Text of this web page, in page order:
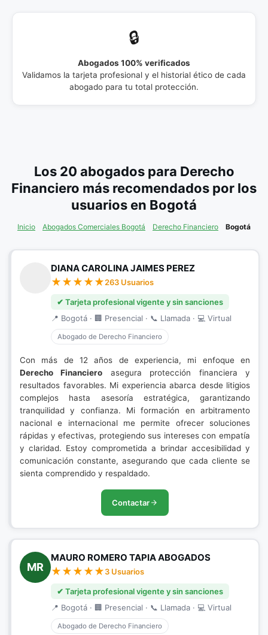
🔒
Abogados 100% verificados
Validamos la tarjeta profesional y el historial ético de cada
abogado para tu total protección.
Los 20 abogados para Derecho
Financiero más recomendados por los
usuarios en Bogotá
Inicio Abogados Comerciales Bogotá Derecho Financiero Bogotá
DIANA CAROLINA JAIMES PEREZ
263 Usuarios
✔ Tarjeta profesional vigente y sin sanciones
📍 Bogotá · 🏢 Presencial · 📞 Llamada · 💻 Virtual
Abogado de Derecho Financiero
Con más de 12 años de experiencia, mi enfoque en
Derecho Financiero asegura protección financiera y
resultados favorables. Mi experiencia abarca desde litigios
complejos hasta asesoría estratégica, garantizando
tranquilidad y confianza. Mi formación en arbitramento
nacional e internacional me permite ofrecer soluciones
rápidas y efectivas, protegiendo sus intereses con empatía
y claridad. Estoy comprometida a brindar accesibilidad y
comunicación constante, asegurando que cada cliente se
sienta comprendido y respaldado.
Contactar
MR
MAURO ROMERO TAPIA ABOGADOS
3 Usuarios
✔ Tarjeta profesional vigente y sin sanciones
📍 Bogotá · 🏢 Presencial · 📞 Llamada · 💻 Virtual
Abogado de Derecho Financiero